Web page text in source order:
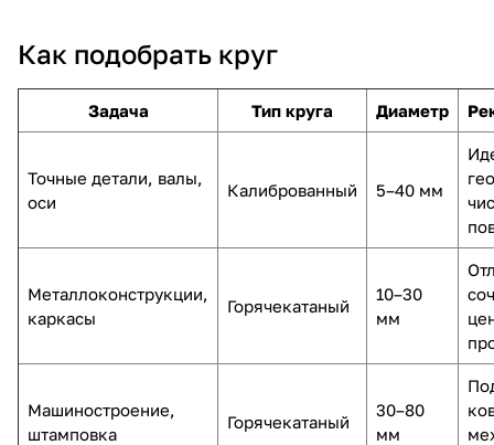
Как подобрать круг
Задача Тип круга Диаметр
Точные детали, валы,
оси
Калиброванный 5–40 мм
Металлоконструкции,
каркасы
Горячекатаный
10–30
мм
Машиностроение,
штамповка
Горячекатаный
30–80
мм